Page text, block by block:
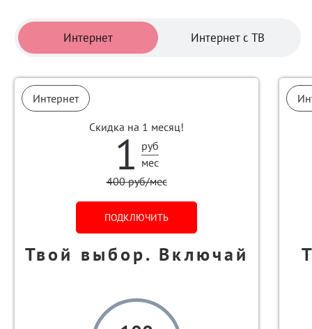
Интернет Интернет с ТВ
Тарифы
Интернет
Скидка на 1 месяц!
1 руб
мес
400 руб/мес
ПОДКЛЮЧИТЬ
Твой выбор. Включай